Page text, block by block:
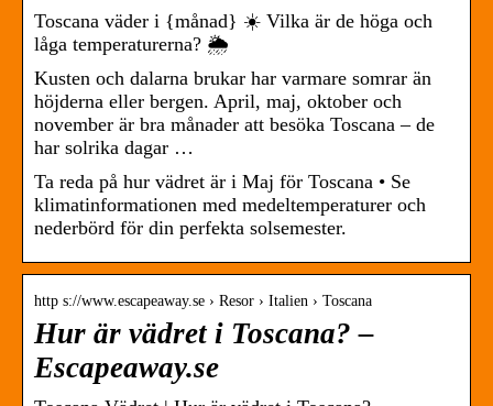
Toscana väder i {månad} ☀️ Vilka är de höga och
låga temperaturerna? 🌦️
Kusten och dalarna brukar har varmare somrar än
höjderna eller bergen. April, maj, oktober och
november är bra månader att besöka Toscana – de
har solrika dagar …
Ta reda på hur vädret är i Maj för Toscana • Se
klimatinformationen med medeltemperaturer och
nederbörd för din perfekta solsemester.
http s://www.escapeaway.se › Resor › Italien › Toscana
Hur är vädret i Toscana? –
Escapeaway.se